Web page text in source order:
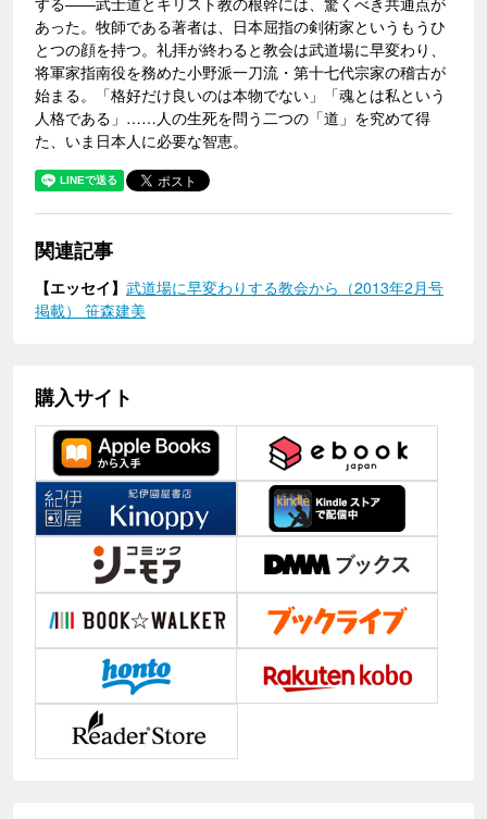
あった。牧師である著者は、日本屈指の剣術家というもうひ
とつの顔を持つ。礼拝が終わると教会は武道場に早変わり、
将軍家指南役を務めた小野派一刀流・第十七代宗家の稽古が
始まる。「格好だけ良いのは本物でない」「魂とは私という
人格である」……人の生死を問う二つの「道」を究めて得
た、いま日本人に必要な智恵。
関連記事
【エッセイ】 武道場に早変わりする教会から（2013年2月号
掲載） 笹森建美
購入サイト